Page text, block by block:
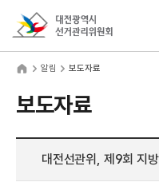
알림 보도자료
보도자료
대전선관위, 제9회 지